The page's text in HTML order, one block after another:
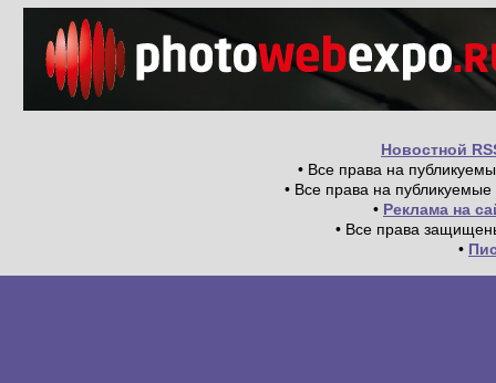
Новостной
• Все права на
• Все права на
• Реклама на
• Все права
•